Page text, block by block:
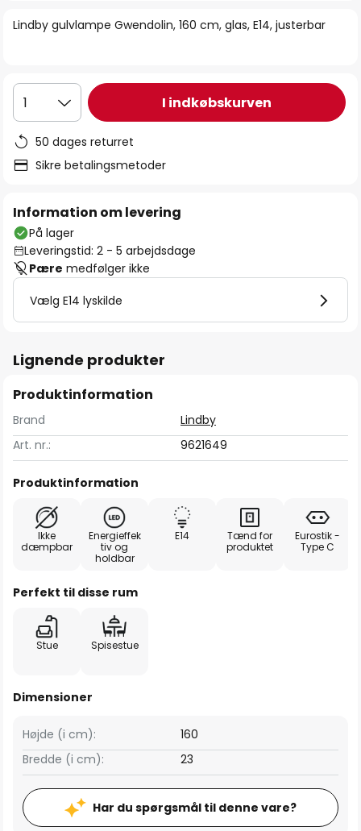
Lindby gulvlampe Gwendolin, 160 cm, glas, E14, justerbar
1 I indkøbskurven
50 dages returret
Sikre betalingsmetoder
Information om levering
På lager
Leveringstid: 2 - 5 arbejdsdage
Pære medfølger ikke
Vælg E14 lyskilde
Lignende produkter
Produktinformation
Brand
Lindby
Art. nr.:
9621649
Produktinformation
Ikke
dæmpbar
Energieffek
tiv og
holdbar
E14
Tænd for
produktet
Eurostik -
Type C
Perfekt til disse rum
Stue Spisestue
Dimensioner
Bredde (i cm): 23
Højde (i cm): 160
Har du spørgsmål til denne vare?